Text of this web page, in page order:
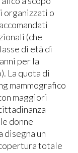
organizzati o
(che
di età di
per la
La quota di
mammografico
maggiori
donne
disegna un
totale